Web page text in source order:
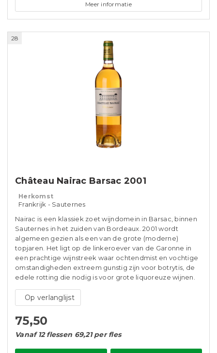
Meer informatie
28
Château Nairac Barsac 2001
Herkomst
Frankrijk - Sauternes
Nairac is een klassiek zoet wijndomein in Barsac, binnen
Sauternes in het zuiden van Bordeaux. 2001 wordt
algemeen gezien als een van de grote (moderne)
topjaren. Het ligt op de linkeroever van de Garonne in
een prachtige wijnstreek waar ochtendmist en vochtige
omstandigheden extreem gunstig zijn voor botrytis, de
edele rotting die nodig is voor grote liquoreuze wijnen.
Op verlanglijst
75,50
Vanaf 12 flessen 69,21 per fles